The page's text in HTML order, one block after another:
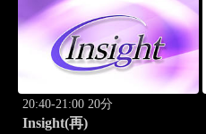
20:40-21:00 20分
Insight(再)